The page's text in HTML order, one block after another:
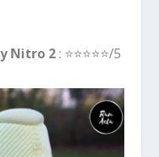
Nitro 2 : ⭐️⭐️⭐️⭐️⭐️/5